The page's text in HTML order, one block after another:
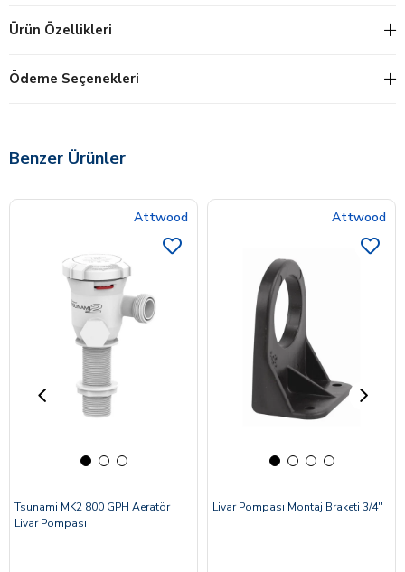
Ürün Özellikleri
Ödeme Seçenekleri
Benzer Ürünler
Attwood
Tsunami MK2 800 GPH Aeratör
Livar Pompası
Attwood
Livar Pompası Montaj Braketi 3/4''